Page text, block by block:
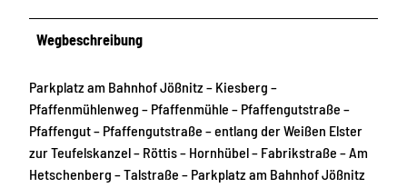
Wegbeschreibung
Parkplatz am Bahnhof Jößnitz – Kiesberg –
Pfaffenmühlenweg – Pfaffenmühle – Pfaffengutstraße –
Pfaffengut – Pfaffengutstraße – entlang der Weißen Elster
zur Teufelskanzel – Röttis – Hornhübel – Fabrikstraße – Am
Hetschenberg – Talstraße – Parkplatz am Bahnhof Jößnitz